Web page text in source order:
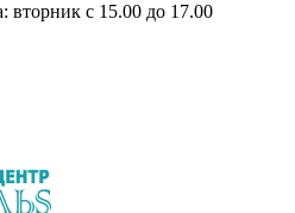
вторник с 15.00 до 17.00